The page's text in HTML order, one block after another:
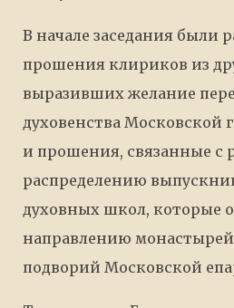
В начале заседания были
прошения клириков из
выразивших желание
духовенства Московской
и прошения, связанные с
распределению
духовных школ, которые
направлению
подворий Московской